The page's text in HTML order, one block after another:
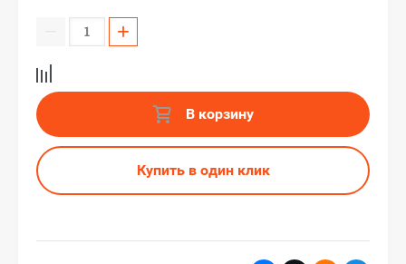
+
В корзину
Купить в один клик